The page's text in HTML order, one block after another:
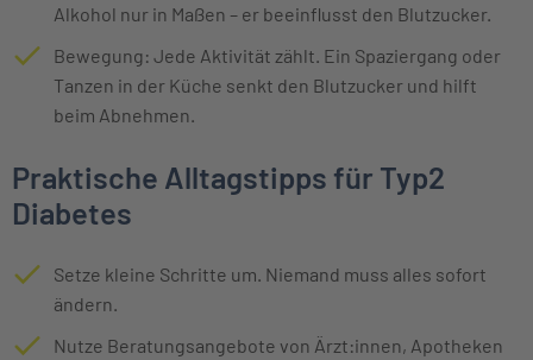
Alkohol nur in Maßen – er beeinflusst den Blutzucker.
Bewegung: Jede Aktivität zählt. Ein Spaziergang oder
Tanzen in der Küche senkt den Blutzucker und hilft
beim Abnehmen.
Praktische Alltagstipps für Typ2
Diabetes
Setze kleine Schritte um. Niemand muss alles sofort
ändern.
Nutze Beratungsangebote von Ärzt:innen, Apotheken